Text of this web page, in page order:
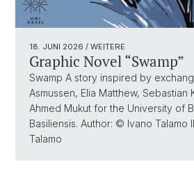
18. JUNI 2026 / WEITERE
Graphic Novel “Swamp”
Swamp A story inspired by
Asmussen, Elia Matthew, Sebastian
Ahmed Mukut for the University of
Basiliensis. Author: © Ivano Talamo
Talamo